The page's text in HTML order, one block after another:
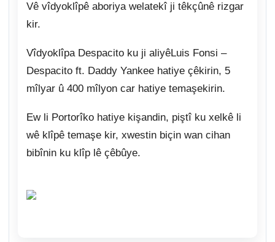
Vê vîdyoklîpê aboriya welatekî ji têkçûnê rizgar
kir.
Vîdyoklîpa Despacito ku ji aliyêLuis Fonsi –
Despacito ft. Daddy Yankee hatiye çêkirin, 5
mîlyar û 400 mîlyon car hatiye temaşekirin.
Ew li Portorîko hatiye kişandin, piştî ku xelkê li
wê klîpê temaşe kir, xwestin biçin wan cihan
bibînin ku klîp lê çêbûye.